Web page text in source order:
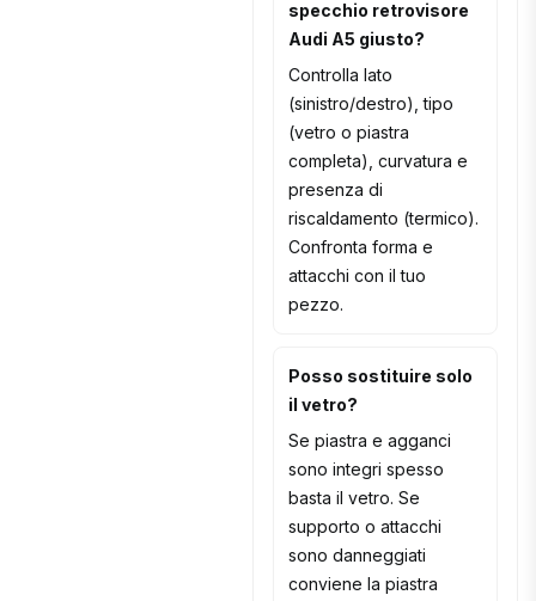
specchio retrovisore
Audi A5 giusto?
Controlla lato
(sinistro/destro), tipo
(vetro o piastra
completa), curvatura e
presenza di
riscaldamento (termico).
Confronta forma e
attacchi con il tuo
pezzo.
Posso sostituire solo
il vetro?
Se piastra e agganci
sono integri spesso
basta il vetro. Se
supporto o attacchi
sono danneggiati
conviene la piastra